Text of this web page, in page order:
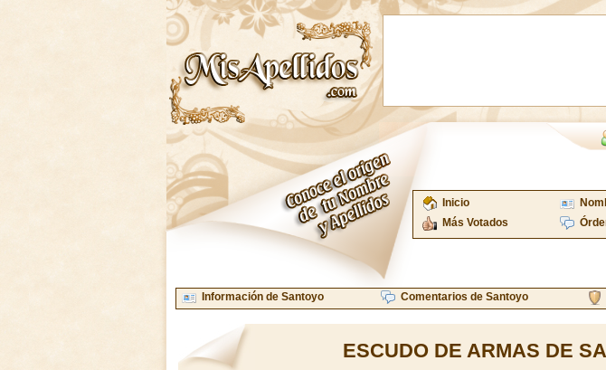
Inicio
Más Votados
Información de Santoyo Comentarios de Santoyo
ESCUDO DE ARMAS DE